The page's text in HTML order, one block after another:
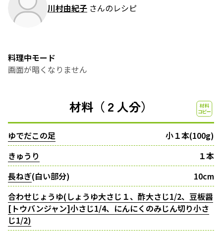
川村由紀子 さんのレシピ
料理中モード
画面が暗くなりません
材料（２人分）
ゆでだこの足
小１本(100g)
きゅうり
１本
長ねぎ(白い部分)
10cm
合わせじょうゆ(しょうゆ大さじ１、酢大さじ1/2、豆板醤
[トウバンジャン]小さじ1/4、にんにくのみじん切り小さ
じ1/2)